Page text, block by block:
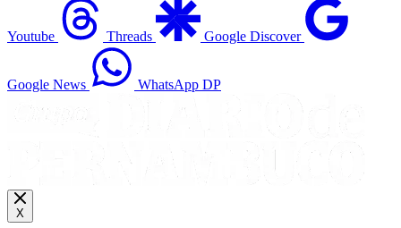
Youtube Threads Google Discover
Google News WhatsApp DP
X